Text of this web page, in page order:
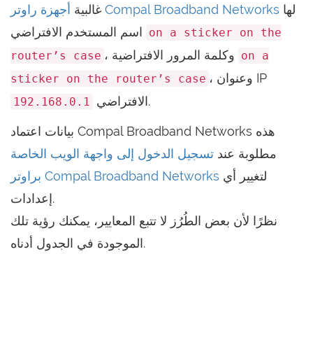
غالبية أجهزة راوتر Compal Broadband Networks
on a sticker on the
router’s case
on a
sticker on the router’s case ، وعنوان IP
الافتراضي 192.168.0.1 .
بيانات اعتماد Compal Broadband Networks هذه
مطلوبة عند تسجيل الدخول إلى واجهة الويب الخاصة
براوتر Compal Broadband Networks
إعدادات.
نظرًا لأن بعض الطُرُز لا تتبع المعايير، يمكنك رؤية تلك
الموجودة في الجدول أدناه.